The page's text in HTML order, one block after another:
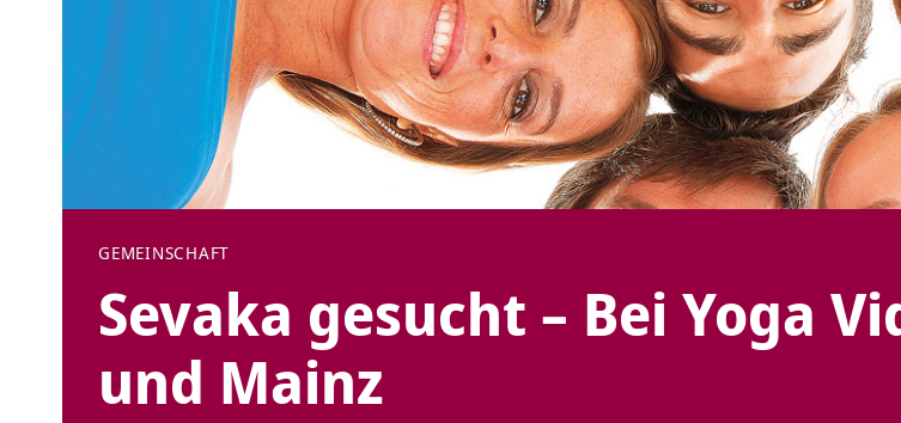
GEMEINSCHAFT
Sevaka gesucht – Bei Yoga
und Mainz